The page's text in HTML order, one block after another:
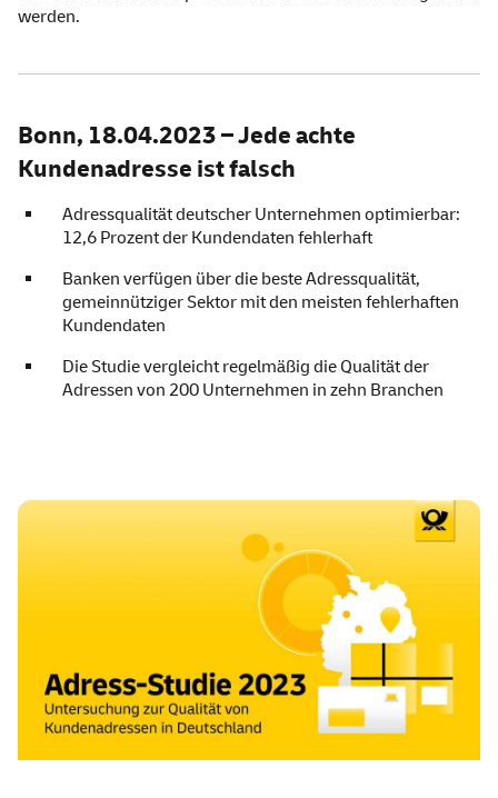
werden.
Bonn, 18.04.2023 – Jede achte
Kundenadresse ist falsch
Adressqualität deutscher Unternehmen optimierbar:
12,6 Prozent der Kundendaten fehlerhaft
Banken verfügen über die beste Adressqualität,
gemeinnütziger Sektor mit den meisten fehlerhaften
Kundendaten
Die Studie vergleicht regelmäßig die Qualität der
Adressen von 200 Unternehmen in zehn Branchen